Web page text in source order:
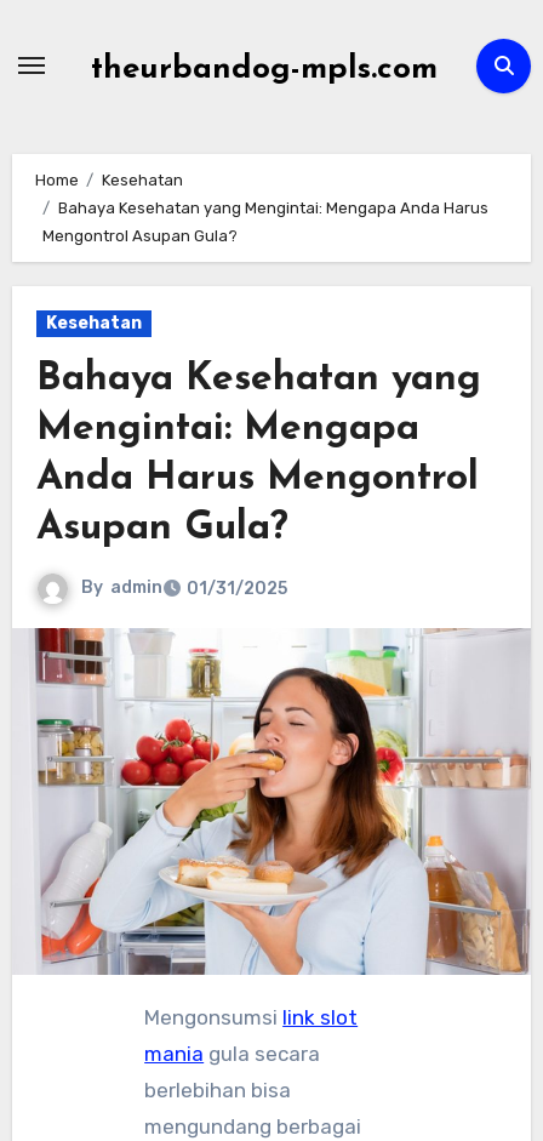
theurbandog-mpls.com
Home
Kesehatan
Bahaya Kesehatan yang Mengintai: Mengapa Anda Harus
Mengontrol Asupan Gula?
Kesehatan
Bahaya Kesehatan yang
Mengintai: Mengapa
Anda Harus Mengontrol
Asupan Gula?
By admin 01/31/2025
Mengonsumsi link slot
mania gula secara
berlebihan bisa
mengundang berbagai